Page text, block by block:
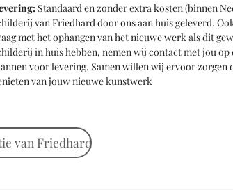
Standaard en zonder extra kosten (binnen
van Friedhard door ons aan huis geleverd.
met het ophangen van het nieuwe werk als dit
in huis hebben, nemen wij contact met jou op
voor levering. Samen willen wij ervoor zorgen
van jouw nieuwe kunstwerk
van Friedhard